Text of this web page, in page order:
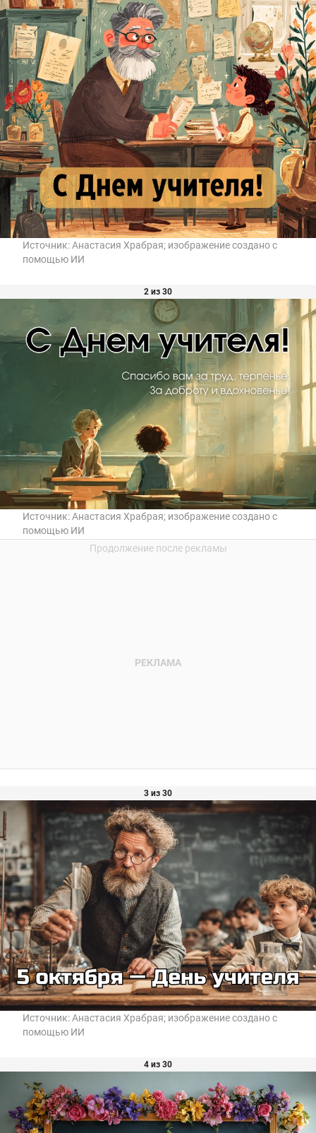
Источник:Анастасия Храбрая; изображение создано с
помощью ИИ
2 из 30
Источник:Анастасия Храбрая; изображение создано с
помощью ИИ
3 из 30
Источник:Анастасия Храбрая; изображение создано с
помощью ИИ
4 из 30